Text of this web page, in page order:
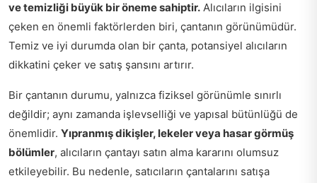
ve temizliği büyük bir öneme sahiptir. Alıcıların ilgisini
çeken en önemli faktörlerden biri, çantanın görünümüdür.
Temiz ve iyi durumda olan bir çanta, potansiyel alıcıların
dikkatini çeker ve satış şansını artırır.
Bir çantanın durumu, yalnızca fiziksel görünümle sınırlı
değildir; aynı zamanda işlevselliği ve yapısal bütünlüğü de
önemlidir. Yıpranmış dikişler, lekeler veya hasar görmüş
bölümler, alıcıların çantayı satın alma kararını olumsuz
etkileyebilir. Bu nedenle, satıcıların çantalarını satışa